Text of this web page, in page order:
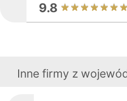
9.8
Inne firmy z